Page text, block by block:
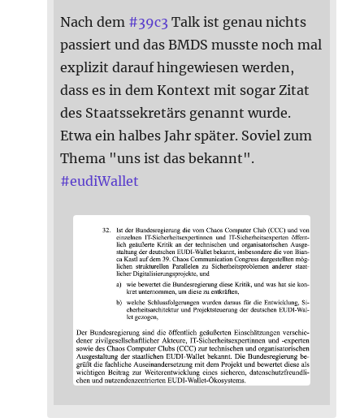
Nach dem #39c3 Talk ist genau nichts
passiert und das BMDS musste noch mal
explizit darauf hingewiesen werden,
dass es in dem Kontext mit sogar Zitat
des Staatssekretärs genannt wurde.
Etwa ein halbes Jahr später. Soviel zum
Thema "uns ist das bekannt".
#eudiWallet